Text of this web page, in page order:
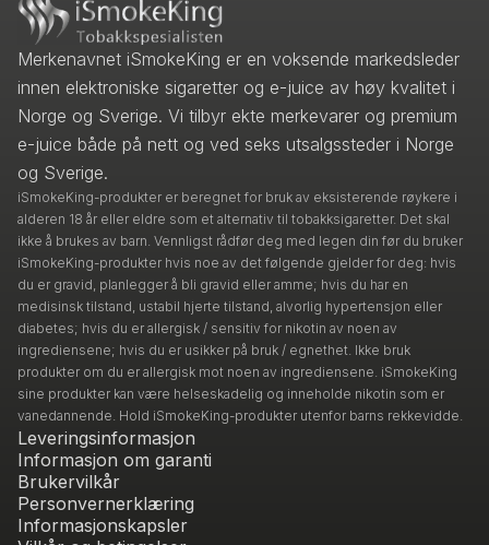
Merkenavnet iSmokeKing er en voksende markedsleder
innen elektroniske sigaretter og e-juice av høy kvalitet i
Norge og Sverige. Vi tilbyr ekte merkevarer og premium
e-juice både på nett og ved seks utsalgssteder i Norge
og Sverige.
iSmokeKing-produkter er beregnet for bruk av eksisterende røykere i
alderen 18 år eller eldre som et alternativ til tobakksigaretter. Det skal
ikke å brukes av barn. Vennligst rådfør deg med legen din før du bruker
iSmokeKing-produkter hvis noe av det følgende gjelder for deg: hvis
du er gravid, planlegger å bli gravid eller amme; hvis du har en
medisinsk tilstand, ustabil hjerte tilstand, alvorlig hypertensjon eller
diabetes; hvis du er allergisk / sensitiv for nikotin av noen av
ingrediensene; hvis du er usikker på bruk / egnethet. Ikke bruk
produkter om du er allergisk mot noen av ingrediensene. iSmokeKing
sine produkter kan være helseskadelig og inneholde nikotin som er
vanedannende. Hold iSmokeKing-produkter utenfor barns rekkevidde.
Leveringsinformasjon
Informasjon om garanti
Brukervilkår
Personvernerklæring
Informasjonskapsler